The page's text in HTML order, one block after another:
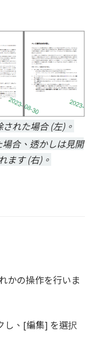
れた場合 (左)。
合、透かしは見開
ます (右)。
かの操作を行いま
し、[編集] を選択